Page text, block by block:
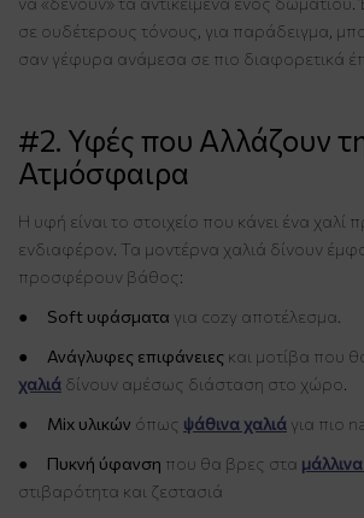
σε ουδέτερους τόνους, για παράδειγμα,
σαν γέφυρα ανάμεσα σε πιο διαφορετικά
#2. Υφές που Αλλάζουν
Ατμόσφαιρα
Η υφή είναι το στοιχείο που κάνει ένα χαλί
ενδιαφέρον. Τα μοντέρνα χαλιά δίνουν
προσφέρουν βάθος:
●
Soft υφάσματα για cozy αποτέλεσμα.
●
Ανάγλυφες επιφάνειες και μοτίβα που
χαλιά δίνουν αμέσως διάσταση στο χώρο.
●
Mix υλικών όπως ψάθινα χαλιά για πιο
●
Πυκνή ύφανση που θα βρες στα
στιβαρότητα και ζεστασιά